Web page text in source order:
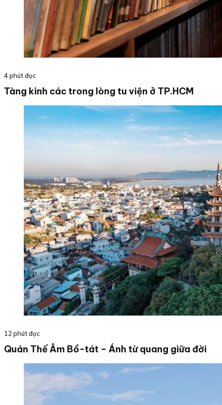
4 phút đọc
Tàng kinh các trong lòng tu viện ở TP.HCM
12 phút đọc
Quán Thế Âm Bồ-tát – Ánh từ quang giữa đời